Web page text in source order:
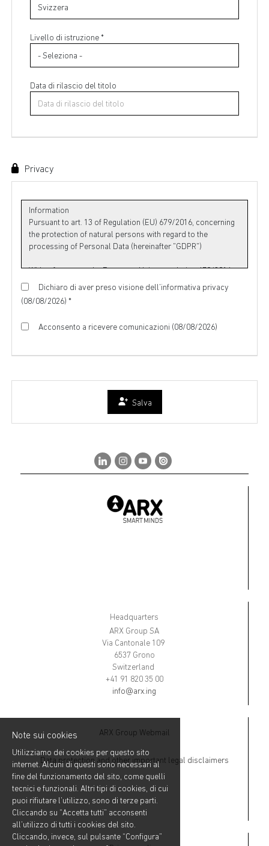
Livello di istruzione *
Data di rilascio del titolo
Privacy
Dichiaro di aver preso visione dell’informativa privacy
(08/08/2026) *
Acconsento a ricevere comunicazioni (08/08/2026)
Salva
Headquarters
ARX Group SA
Via Cantonale 109
6537 Grono
Switzerland
+41 91 820 35 00
info@arx.ing
ARX Group Webmail
Data protection and other important legal disclaimers
Note sui cookies
Utilizziamo dei cookies per questo sito
internet. Alcuni di questi sono necessari al
fine del funzionamento del sito, come quelli
tecnici e funzionali. Altri tipi di cookies, di cui
puoi rifiutare l’utilizzo, sono di terze parti.
Cliccando su “Accetta tutti” acconsenti
all’utilizzo di tutti i cookies del sito.
Cliccando, invece, sul pulsante “Configura”